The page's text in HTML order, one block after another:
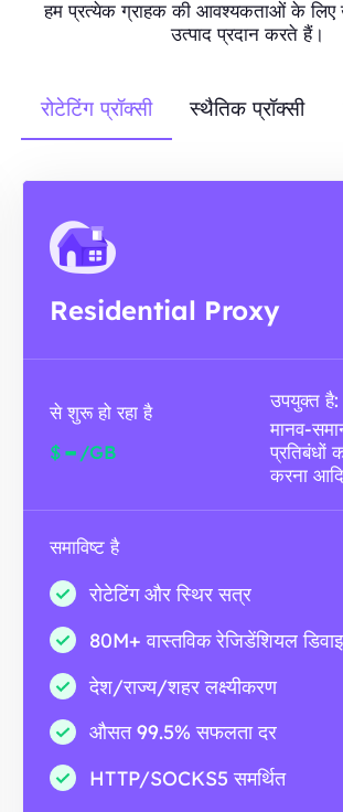
हम प्रत्येक ग्राहक की आवश्यकताओं के लिए
उत्पाद प्रदान करते हैं।
रोटेटिंग प्रॉक्सी स्थैतिक प्रॉक्सी
Residential Proxy
से शुरू हो रहा है
$- /GB
उपयुक्त है:
मानव-
प्रतिबंधों
करना
समाविष्ट है
रोटेटिंग और स्थिर सत्र
80M+ वास्तविक रेजिडेंशियल
देश/राज्य/शहर लक्ष्यीकरण
औसत 99.5% सफलता दर
HTTP/SOCKS5 समर्थित